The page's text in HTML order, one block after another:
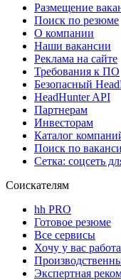
Размещение
Поиск по резюме
О компании
Наши вакансии
Реклама на сайте
Требования к ПО
Безопасный
HeadHunter API
Партнерам
Инвесторам
Каталог
Поиск по
Сетка: соцсеть
Соискателям
hh PRO
Готовое резюме
Все сервисы
Хочу у вас
Экспертная